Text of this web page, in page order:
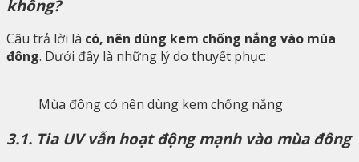
không?
Câu trả lời là có, nên dùng kem chống nắng vào mùa
đông. Dưới đây là những lý do thuyết phục:
Mùa đông có nên dùng kem chống nắng
3.1. Tia UV vẫn hoạt động mạnh vào mùa đông